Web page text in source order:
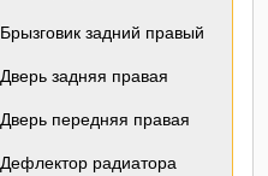
Брызговик задний правый
Дверь задняя правая
Дверь передняя правая
Дефлектор радиатора